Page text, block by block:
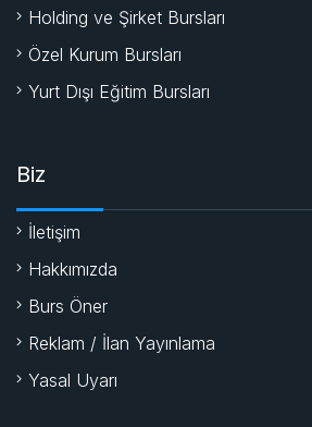
Holding ve Şirket Bursları
Özel Kurum Bursları
Yurt Dışı Eğitim Bursları
Biz
İletişim
Hakkımızda
Burs Öner
Reklam / İlan Yayınlama
Yasal Uyarı